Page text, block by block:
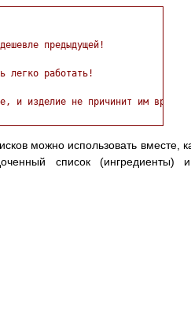
предыдущей!
легко работать!
и изделие не причинит им вреда
можно использовать вместе,
список (ингредиенты)